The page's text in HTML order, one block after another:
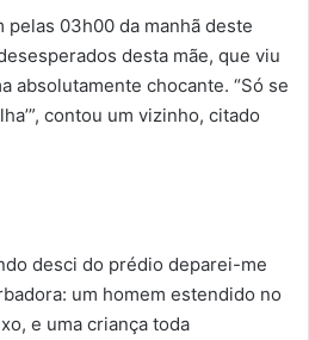
03h00 da manhã deste
desta mãe, que viu
absolutamente chocante. “Só se
contou um vizinho, citado
desci do prédio deparei-me
um homem estendido no
e uma criança toda